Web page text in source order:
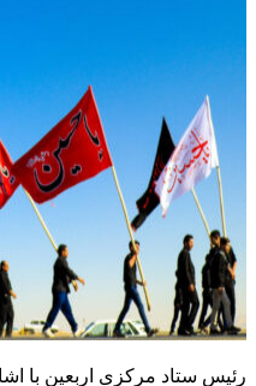
رئیس ستاد مرکزی اربعین با